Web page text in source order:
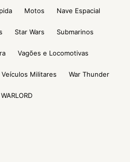
Motos Nave Espacial
Star Wars Submarinos
Vagões e Locomotivas
Veículos Militares War Thunder
WARLORD